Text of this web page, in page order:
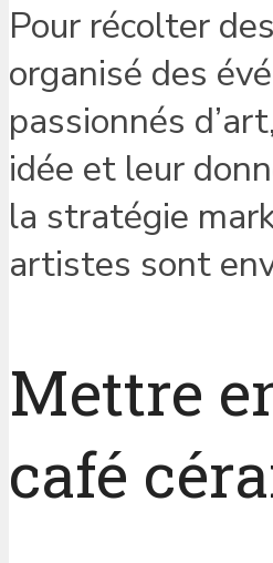
Pour récolter
organisé des
passionnés
idée et leur
la stratégie
artistes sont
Mettre
café